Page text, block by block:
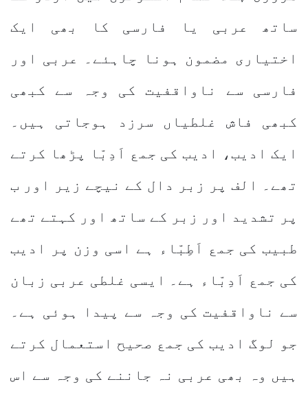
ساتھ عربی یا فارسی کا بھی ایک
اختیاری مضمون ہونا چاہئے۔ عربی اور
فارسی سے ناواقفیت کی وجہ سے کبھی
کبھی فاش غلطیاں سرزد ہوجاتی ہیں۔
ایک ادیب، ادیب کی جمع اَدِبّا پڑھا کرتے
تھے۔ الف پر زبر دال کے نیچے زیر اور ب
پر تشدید اور زبر کے ساتھ اور کہتے تھے
طبیب کی جمع اَطِبّاء ہے اسی وزن پر ادیب
کی جمع اَدِبّاء ہے۔ ایسی غلطی عربی زبان
سے ناواقفیت کی وجہ سے پیدا ہوئی ہے۔
جو لوگ ادیب کی جمع صحیح استعمال کرتے
ہیں وہ بھی عربی نہ جاننے کی وجہ سے اس